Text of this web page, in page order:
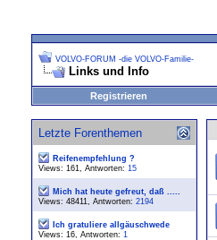
VOLVO-FORUM -die VOLVO-Familie-
Links und Info
Registrieren
Letzte Forenthemen
Reifenempfehlung ?
Views: 161, Antworten: 15
Mich hat heute gefreut, daß .....
Views: 48411, Antworten: 2194
Ich gratuliere allgäuschwede
Views: 16, Antworten: 1